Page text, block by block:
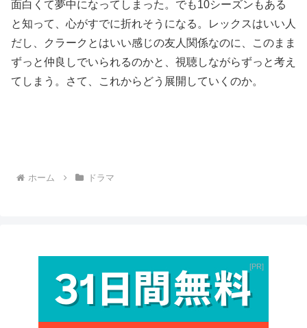
面白くて夢中になってしまった。でも10シーズンもある
と知って、心がすでに折れそうになる。レックスはいい人
だし、クラークとはいい感じの友人関係なのに、このまま
ずっと仲良しでいられるのかと、視聴しながらずっと考え
てしまう。さて、これからどう展開していくのか。
ホーム ドラマ
PR